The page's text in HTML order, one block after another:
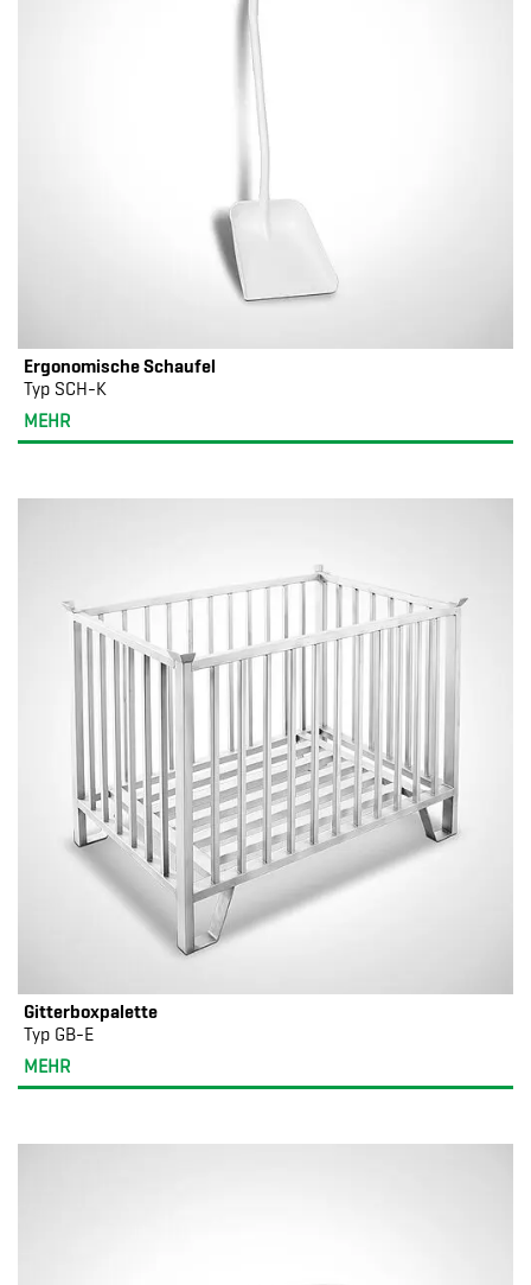
Ergonomische Schaufel
Typ SCH-K
MEHR
Gitterboxpalette
Typ GB-E
MEHR